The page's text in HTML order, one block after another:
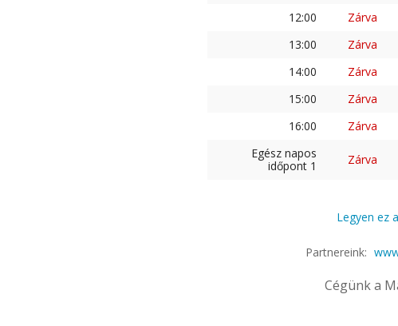
12:00
Zárva
13:00
Zárva
14:00
Zárva
15:00
Zárva
16:00
Zárva
Egész napos
időpont 1
Zárva
Legyen ez
Partnereink:
Cégünk a